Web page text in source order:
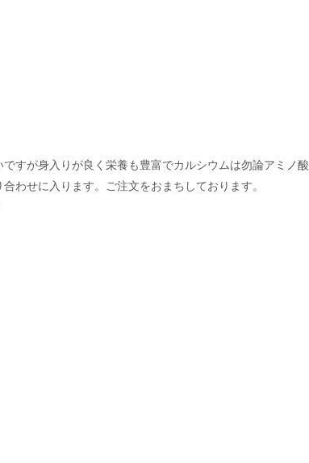
すが身入りが良く栄養も豊富でカルシウムは勿論アミノ酸
わせに入ります。ご注文をおまちしております。